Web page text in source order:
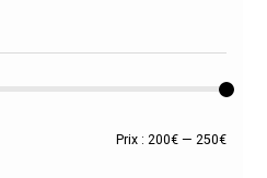
Prix
Prix
Prix :200€ —250€